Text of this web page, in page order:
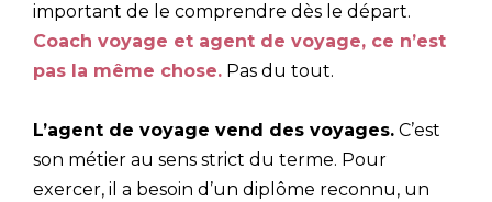
important de le comprendre dès le départ.
Coach voyage et agent de voyage, ce n’est
pas la même chose. Pas du tout.
L’agent de voyage vend des voyages. C’est
son métier au sens strict du terme. Pour
exercer, il a besoin d’un diplôme reconnu, un